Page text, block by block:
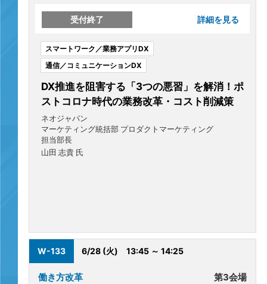
受付終了 詳細を見る
スマートワーク／業務アプリDX
通信／コミュニケーションDX
DX推進を阻害する「3つの悪習」を解消！ポ
ストコロナ時代の業務改革・コスト削減策
ネオジャパン
マーケティング統括部 プロダクトマーケティング
担当部長
山田 志貴 氏
W-133 6/28 (火) 13:45 ～ 14:25
働き方改革 第3会場